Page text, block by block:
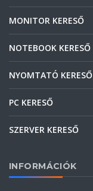
MONITOR KERESŐ
NOTEBOOK KERESŐ
NYOMTATÓ KERESŐ
PC KERESŐ
SZERVER KERESŐ
INFORMÁCIÓK